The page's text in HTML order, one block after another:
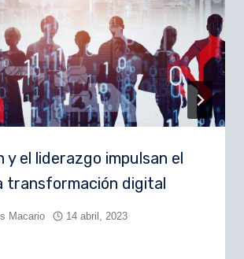
y el liderazgo impulsan el
transformación digital
Macario 14 abril, 2023